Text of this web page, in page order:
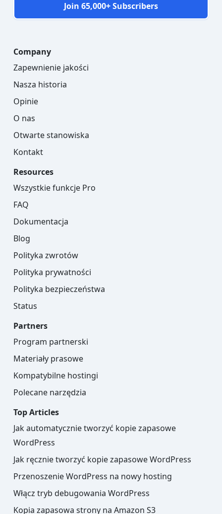
Join 65,000+ Subscribers
Company
Zapewnienie jakości
Nasza historia
Opinie
O nas
Otwarte stanowiska
Kontakt
Resources
Wszystkie funkcje Pro
FAQ
Dokumentacja
Blog
Polityka zwrotów
Polityka prywatności
Polityka bezpieczeństwa
Status
Partners
Program partnerski
Materiały prasowe
Kompatybilne hostingi
Polecane narzędzia
Top Articles
Jak automatycznie tworzyć kopie zapasowe
WordPress
Jak ręcznie tworzyć kopie zapasowe WordPress
Przenoszenie WordPress na nowy hosting
Włącz tryb debugowania WordPress
Kopia zapasowa strony na Amazon S3